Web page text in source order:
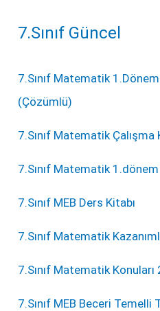
7.Sınıf Güncel
7.Sınıf Matematik 1.Dönem
(Çözümlü)
7.Sınıf Matematik Çalışma
7.Sınıf Matematik 1.dönem
7.Sınıf MEB Ders Kitabı
7.Sınıf Matematik
7.Sınıf Matematik
7.Sınıf MEB Beceri Temelli